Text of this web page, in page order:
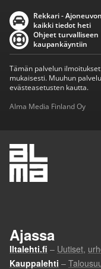
Rekkari - Ajoneuvon
kaikki tiedot heti
Ohjeet turvalliseen
kaupankäyntiin
Tämän palvelun
mukaisesti. Muuhun
evästeasetusten kautta.
Alma Media Finland Oy